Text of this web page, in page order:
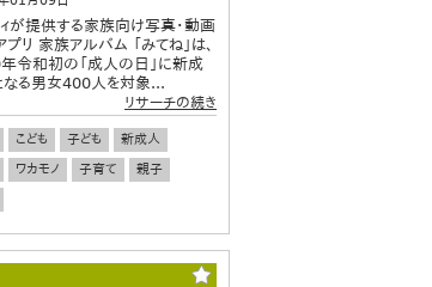
ィが提供する家族向け写真・動画
プリ 家族アルバム 「みてね」は、
令和初の「成人の日」に新成
なる男女400人を対象...
リサーチの続き
こども 子ども
新成人
ワカモノ 子育て
親子